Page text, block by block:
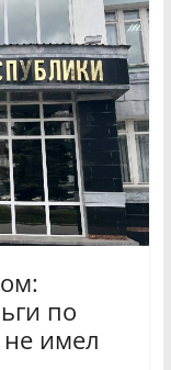
по
не имел